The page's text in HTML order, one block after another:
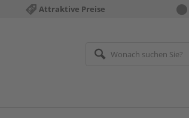
Attraktive Preise